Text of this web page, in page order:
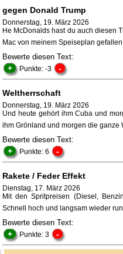
gegen Donald Trump
Donnerstag, 19. März 2026
He McDonalds hast du auch diesen
Mac von meinem Speiseplan
Bewerte diesen Text:
+ Punkte: -3 -
Weltherrschaft
Donnerstag, 19. März 2026
Und heute gehört ihm Cuba und
ihm Grönland und morgen die ganze
Bewerte diesen Text:
+ Punkte: 6 -
Rakete / Feder Effekt
Dienstag, 17. März 2026
Mit den Spritpreisen (Diesel,
Schnell hoch und langsam wieder
Bewerte diesen Text:
+ Punkte: 3 -